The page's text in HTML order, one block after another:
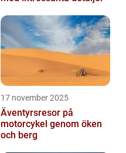
17 november 2025
Äventyrsresor på
motorcykel genom öken
och berg